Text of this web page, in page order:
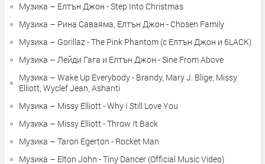
Музика – Елтън Джон - Step Into Christmas
Музика – Рина Саваяма, Елтън Джон - Chosen Family
Музика – Gorillaz - The Pink Phantom (с Елтън Джон и 6LACK)
Музика – Лейди Гага и Елтън Джон - Sine From Above
Музика – Wake Up Everybody - Brandy, Mary J. Blige, Missy
Elliott, Wyclef Jean, Ashanti
Музика – Missy Elliott - Why I Still Love You
Музика – Missy Elliott - Throw It Back
Музика – Taron Egerton - Rocket Man
Музика – Elton John - Tiny Dancer (Official Music Video)